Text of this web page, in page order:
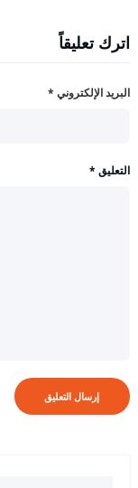
اترك تعليقاً
البريد الإلكتروني *
التعليق *